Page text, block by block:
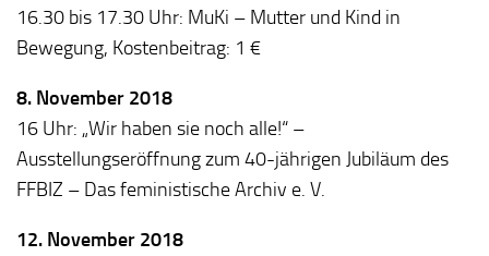
16.30 bis 17.30 Uhr: MuKi – Mutter und Kind in
Bewegung, Kostenbeitrag: 1 €
8. November 2018
16 Uhr: „Wir haben sie noch alle!“ –
Ausstellungseröffnung zum 40-jährigen Jubiläum des
FFBIZ – Das feministische Archiv e. V.
12. November 2018